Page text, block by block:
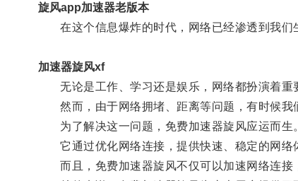
旋风app加速器老版本
在这个信息爆炸的时代，网络已经渗透到我们
加速器旋风xf
无论是工作、学习还是娱乐，网络都扮演着重
然而，由于网络拥堵、距离等问题，有时候我
为了解决这一问题，免费加速器旋风应运而生
它通过优化网络连接，提供快速、稳定的网络
而且，免费加速器旋风不仅可以加速网络连接